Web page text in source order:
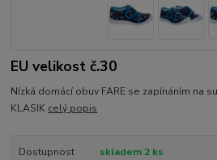
EU velikost č.30
Nízká domácí obuv FARE se zapínáním na
KLASIK celý popis
Dostupnost skladem 2 ks